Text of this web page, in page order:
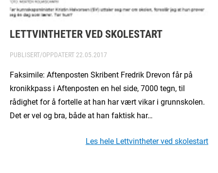
LETTVINTHETER VED SKOLESTART
PUBLISERT/OPPDATERT 22.05.2017
Faksimile: Aftenposten Skribent Fredrik Drevon får på
kronikkpass i Aftenposten en hel side, 7000 tegn, til
rådighet for å fortelle at han har vært vikar i grunnskolen.
Det er vel og bra, både at han faktisk har…
Les hele Lettvintheter ved skolestart